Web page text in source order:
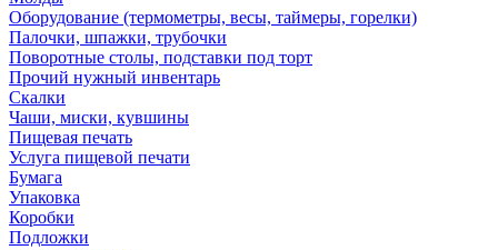
Оборудование (термометры, весы, таймеры, горелки)
Палочки, шпажки, трубочки
Поворотные столы, подставки под торт
Прочий нужный инвентарь
Скалки
Чаши, миски, кувшины
Пищевая печать
Услуга пищевой печати
Бумага
Упаковка
Коробки
Подложки